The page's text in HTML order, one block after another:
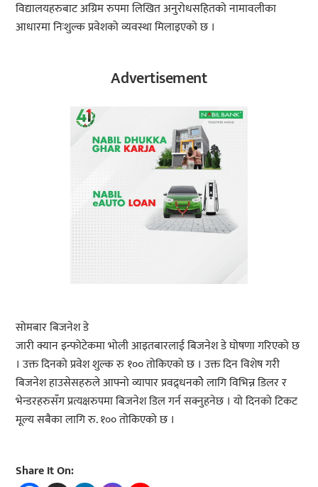
विद्यालयहरुबाट अग्रिम रुपमा लिखित अनुरोधसहितको नामावलीका
आधारमा निःशुल्क प्रवेशको व्यवस्था मिलाइएको छ ।
Advertisement
सोमबार बिजनेश डे
जारी क्यान इन्फोटेकमा भोली आइतबारलाई बिजनेश डे घोषणा गरिएको छ
। उक्त दिनको प्रवेश शुल्क रु १०० तोकिएको छ । उक्त दिन विशेष गरी
बिजनेश हाउसेसहरुले आफ्नो व्यापार प्रवद्र्धनकोे लागि विभिन्न डिलर र
भेन्डरहरुसँग प्रत्यक्षरुपमा बिजनेश डिल गर्न सक्नुहनेछ । यो दिनको टिकट
मूल्य सबैका लागि रु. १०० तोकिएको छ ।
Share It On: